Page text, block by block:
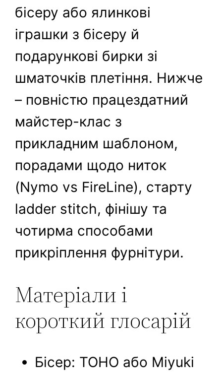
бісеру або ялинкові
іграшки з бісеру й
подарункові бирки зі
шматочків плетіння. Нижче
– повністю працездатний
майстер-клас з
прикладним шаблоном,
порадами щодо ниток
(Nymo vs FireLine), старту
ladder stitch, фінішу та
чотирма способами
прикріплення фурнітури.
Матеріали і
короткий глосарій
Бісер: TOHO або Miyuki